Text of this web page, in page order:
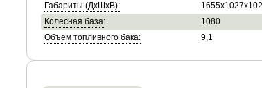
Габариты (ДхШхВ):
Колесная база:
1080
Объем топливного бака:
9,1